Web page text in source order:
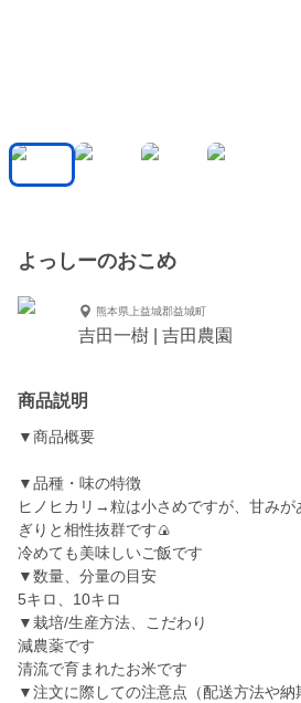
よっしーのおこめ
熊本県上益城郡益城町
吉田一樹 | 吉田農園
商品説明
▼商品概要
▼品種・味の特徴
ヒノヒカリ→粒は小さめですが、甘みが
ぎりと相性抜群です🍙
冷めても美味しいご飯です
▼数量、分量の目安
5キロ、10キロ
▼栽培/生産方法、こだわり
減農薬です
清流で育まれたお米です
▼注文に際しての注意点（配送方法や納